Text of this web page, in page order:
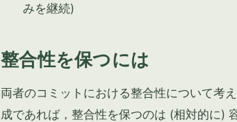
みを継続)
整合性を保つには
両者のコミットにおける整合性について考
成であれば，整合性を保つのは (相対的に)